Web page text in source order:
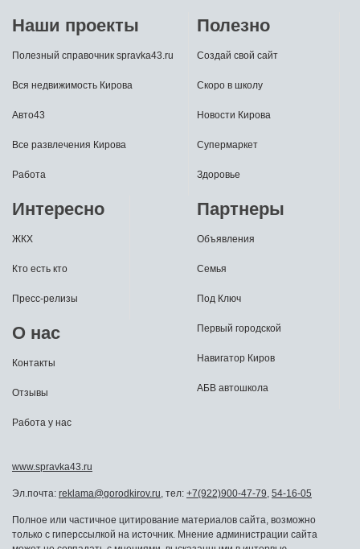
Наши проекты
Полезный справочник spravka43.ru
Вся недвижимость Кирова
Авто43
Все развлечения Кирова
Работа
Полезно
Создай свой сайт
Скоро в школу
Новости Кирова
Супермаркет
Здоровье
Интересно
ЖКХ
Кто есть кто
Пресс-релизы
О нас
Контакты
Отзывы
Работа у нас
Партнеры
Объявления
Семья
Под Ключ
Первый городской
Навигатор Киров
АБВ автошкола
www.spravka43.ru
Эл.почта: reklama@gorodkirov.ru, тел: +7(922)900-47-79, 54-16-05
Полное или частичное цитирование материалов сайта, возможно
только с гиперссылкой на источник. Мнение администрации сайта